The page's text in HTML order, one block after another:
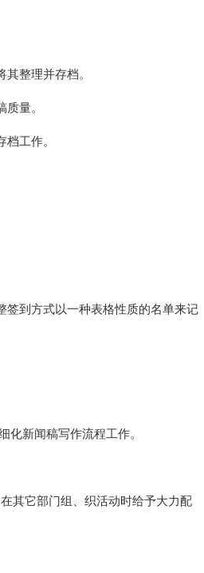
整理并存档。
量。
工作。
签到方式以一种表格性质的名单来记
化新闻稿写作流程工作。
其它部门组、织活动时给予大力配